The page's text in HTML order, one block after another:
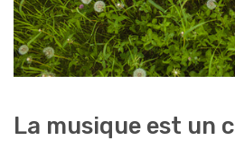
La musique est un